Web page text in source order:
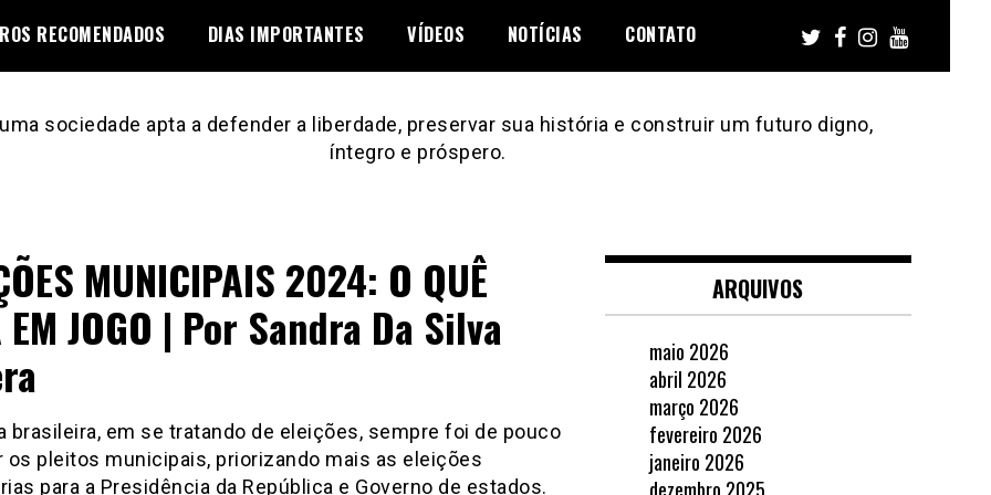
RECOMENDADOS DIAS IMPORTANTES VÍDEOS NOTÍCIAS CONTATO
sociedade apta a defender a liberdade, preservar sua história e construir um futuro digno,
íntegro e próspero.
MUNICIPAIS 2024: O QUÊ
EM JOGO | Por Sandra Da Silva
brasileira, em se tratando de eleições, sempre foi de pouco
os pleitos municipais, priorizando mais as eleições
para a Presidência da República e Governo de estados.
ARQUIVOS
maio 2026
abril 2026
março 2026
fevereiro 2026
janeiro 2026